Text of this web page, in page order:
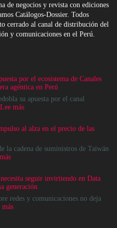
de negocios y revista con ediciones
Catálogos-Dossier. Todos
cerrado al canal de distribución del
y comunicaciones en el Perú.
por el ecosistema de Canales
agéntica en Perú
su apuesta por el canal
Lee más:
apuesta
el
para
acelerar
la
era
al alza en el precio de las
la cadena de suministros de Taiwán
:
del
impulso
al
alza
seguir invirtiendo en Data
generación
redes y comunicaciones no deja
más: